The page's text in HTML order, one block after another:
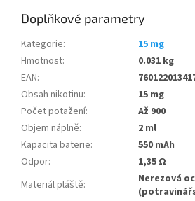
Doplňkové parametry
Kategorie:
15 mg
Hmotnost:
0.031 kg
EAN:
Obsah nikotinu:
15 mg
Počet potažení:
Až 900
Objem náplně:
2 ml
Kapacita baterie:
550 mAh
Odpor:
1,35 Ω
Materiál pláště:
Nerezová